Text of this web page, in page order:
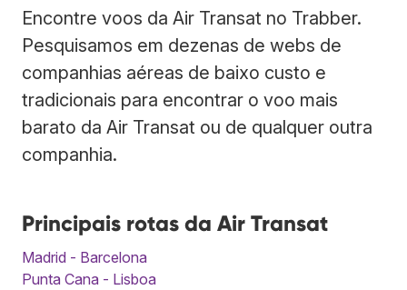
Encontre voos da Air Transat no Trabber.
Pesquisamos em dezenas de webs de
companhias aéreas de baixo custo e
tradicionais para encontrar o voo mais
barato da Air Transat ou de qualquer outra
companhia.
Principais rotas da Air Transat
Madrid - Barcelona
Punta Cana - Lisboa